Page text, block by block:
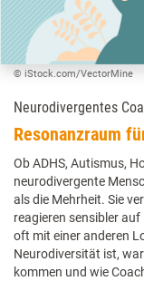
© iStock.com/VectorMine
Neurodivergentes
Resonanzraum
Ob ADHS, Autismus,
neurodivergente
als die Mehrheit. Sie
reagieren sensibler
oft mit einer anderen
Neurodiversität ist,
kommen und wie